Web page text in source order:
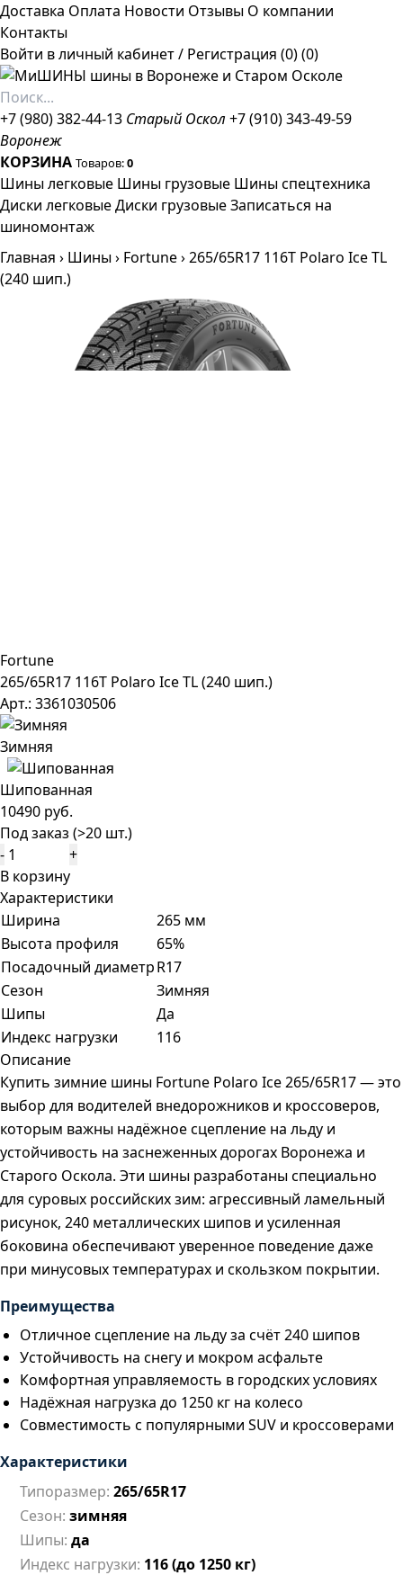
Доставка Оплата Новости Отзывы О компании
Контакты
Войти в личный кабинет/ Регистрация (0)(0)
+7 (980) 382-44-13 Старый Оскол +7 (910) 343-49-59
Воронеж
КОРЗИНА Товаров:0
Шины легковые Шины грузовые Шины спецтехника
Диски легковыеДиски грузовыеЗаписаться на
шиномонтаж
Главная › Шины› Fortune›265/65R17 116T Polaro Ice TL
(240 шип.)
Fortune
265/65R17 116T Polaro Ice TL (240 шип.)
Арт.: 3361030506
Зимняя
Шипованная
10490 руб.
Под заказ (>20 шт.)
-
+
В корзину
Характеристики
Ширина
265 мм
Высота профиля
65%
Посадочный диаметрR17
Сезон
Зимняя
Шипы
Да
Индекс нагрузки
116
Описание
Купить зимние шины Fortune Polaro Ice 265/65R17 — это
выбор для водителей внедорожников и кроссоверов,
которым важны надёжное сцепление на льду и
устойчивость на заснеженных дорогах Воронежа и
Старого Оскола. Эти шины разработаны специально
для суровых российских зим: агрессивный ламельный
рисунок, 240 металлических шипов и усиленная
боковина обеспечивают уверенное поведение даже
при минусовых температурах и скользком покрытии.
Преимущества
Отличное сцепление на льду за счёт 240 шипов
Устойчивость на снегу и мокром асфальте
Комфортная управляемость в городских условиях
Надёжная нагрузка до 1250 кг на колесо
Совместимость с популярными SUV и кроссоверами
Характеристики
Типоразмер: 265/65R17
Сезон: зимняя
Шипы: да
Индекс нагрузки: 116 (до 1250 кг)